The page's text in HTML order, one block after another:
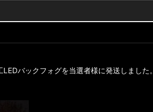
バックフォグを当選者様に発送しました。